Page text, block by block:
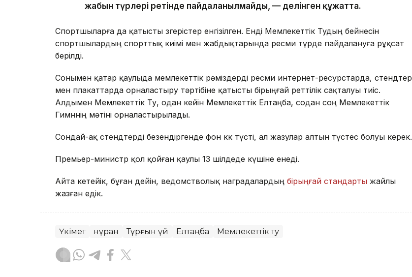
жабын түрлері ретінде пайдаланылмайды, — делінген құжатта.
Спортшыларға да қатысты өзгерістер енгізілген. Енді Мемлекеттік Тудың бейнесін
спортшылардың спорттық киімі мен жабдықтарында ресми түрде пайдалануға рұқсат
берілді.
Сонымен қатар қаулыда мемлекеттік рәміздерді ресми интернет-ресурстарда, стендтер
мен плакаттарда орналастыру тәртібіне қатысты бірыңғай реттілік сақталуы тиіс.
Алдымен Мемлекеттік Ту, одан кейін Мемлекеттік Елтаңба, содан соң Мемлекеттік
Гимннің мәтіні орналастырылады.
Сондай-ақ стендтерді безендіргенде фон көк түсті, ал жазулар алтын түстес болуы керек.
Премьер-министр қол қойған қаулы 13 шілдеде күшіне енеді.
Айта кетейік, бұған дейін, ведомстволық наградалардың бірыңғай стандарты жайлы
жазған едік.
Үкімет Әнұран Тұрғын үй Елтаңба Мемлекеттік ту